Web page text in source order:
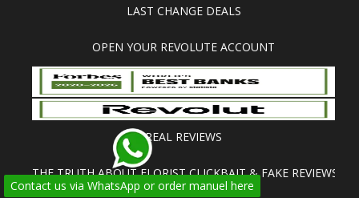
LAST CHANGE DEALS
OPEN YOUR REVOLUTE ACCOUNT
REAL REVIEWS
THE TRUTH ABOUT FLORIST CLICKBAIT & FAKE REVIEWS
Contact us via WhatsApp or order manuel here